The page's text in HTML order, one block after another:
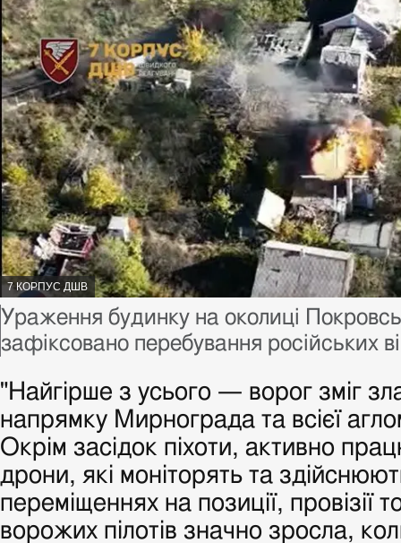
АВТОР
ФОТО,
7 КОРПУС ДШВ
Підпис
до
фото,
Ураження будинку на околиці
зафіксовано перебування російських
"Найгірше з усього — ворог зміг
напрямку Мирнограда та всієї
Окрім засідок піхоти, активно
дрони, які моніторять та
переміщеннях на позиції, провізії
ворожих пілотів значно зросла,